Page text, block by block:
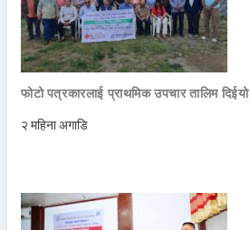
फोटो पत्रकारलाई प्राथमिक उपचार तालिम दिईयो
२ महिना अगाडि